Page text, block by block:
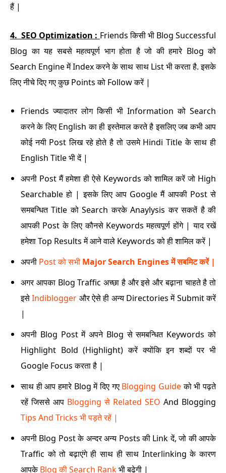
हैं |
4.SEO Optimization : Friends किसी भी Blog Successful
Blog का यह सबसे महत्वपूर्ण भाग होता है जो की हमारे Blog को
Search Engine में Index करने के साथ साथ List भी करता है. इसके
लिए नीचे दिए गए कुछ Points को Follow करें |
Friends ज्यादातर लोग किसी भी Information को Search
करने के लिए English का ही इस्तेमाल करते है इसलिए जब कभी आप
कोई नयी Post लिख रहे होते है तो उसमे Hindi Title के साथ ही
English Title भी दें |
अपनी Post मैं हमेशा ही ऐसे Keywords को शामिल करें जो High
Searchable हो | इसके लिए आप Google मैं आपकी Post से
समबन्धित Title को Search करके Anaylysis कर सकतें है की
आपकी Post के लिए कौनसे Keywords महत्वपूर्ण होंगे | याद रखें
हमेशा Top Results में आने वाले Keywords को ही शामिल करें |
अपनी Post को सभी Major Search Engines में सबमिट करें |
अगर आपका Blog Traffic अच्छा है और इसे और बढ़ाना चाहते है तो
इसेIndiblogger और ऐसे ही अन्य Directories में Submit करें
|
अपनी Blog Post में अपने Blog से समबन्धित Keywords को
Highlight Bold (Highlight) करें क्योंकि इन शब्दों पर भी
Google Focus करता है |
साथ ही आप हमारे Blog में दिए गए Blogging Guideको भी पढ़ते
रहें जिससे आप Blogging से Related SEO And Blogging
Tips And Tricks भी पड़ते रहें |
अपनी Blog Post के अन्दर अन्य Posts की Link दें, जो की आपके
Traffic को तो बढ़ाएंगे ही साथ ही साथ Interlinking के कारण
आपकेBlog की Search Rankभी बढेगी |